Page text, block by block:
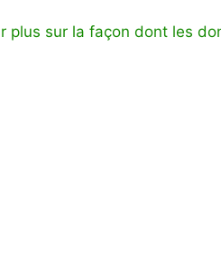
plus sur la façon dont les